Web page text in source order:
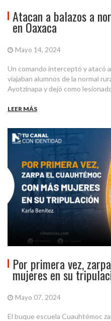
Atacan a balazos a
en Oaxaca
Mayo 14, 2024
Un comando interceptó y atacó
viajaban alumnos de la normal
Ayotzinapa y dejó como
LEER MÁS
Por primera vez,
mujeres en su
Mayo 07, 2024
El buque escuela Cuauhtémoc